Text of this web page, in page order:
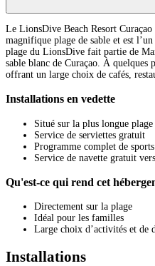
Le LionsDive Beach Resort
magnifique plage de sable et est
plage du LionsDive fait partie de
sable blanc de Curaçao. À quelques
offrant un large choix de cafés,
Installations en vedette
Situé sur la plus longue
Service de serviettes gratuit
Programme complet de
Service de navette gratuit
Qu'est-ce qui rend cet
Directement sur la plage
Idéal pour les familles
Large choix d’activités et de
Installations